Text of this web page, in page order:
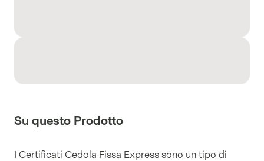
Su questo Prodotto
I Certificati Cedola Fissa Express sono un tipo di